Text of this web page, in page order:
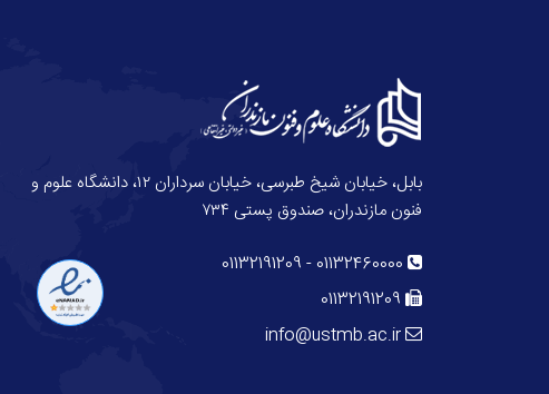
بابل، خیابان شیخ طبرسی، خیابان سرداران ۱۲، دانشگاه علوم و
فنون مازندران، صندوق پستی ۷۳۴
01132460000
-
01132191209
01132191209
info@ustmb.ac.ir